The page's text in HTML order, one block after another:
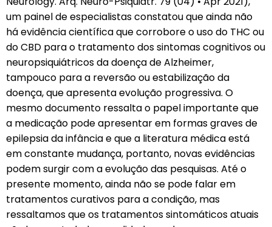
um painel de especialistas constatou que ainda não
há evidência científica que corrobore o uso do THC ou
do CBD para o tratamento dos sintomas cognitivos ou
neuropsiquiátricos da doença de Alzheimer,
tampouco para a reversão ou estabilização da
doença, que apresenta evolução progressiva. O
mesmo documento ressalta o papel importante que
a medicação pode apresentar em formas graves de
epilepsia da infância e que a literatura médica está
em constante mudança, portanto, novas evidências
podem surgir com a evolução das pesquisas. Até o
presente momento, ainda não se pode falar em
tratamentos curativos para a condição, mas
ressaltamos que os tratamentos sintomáticos atuais